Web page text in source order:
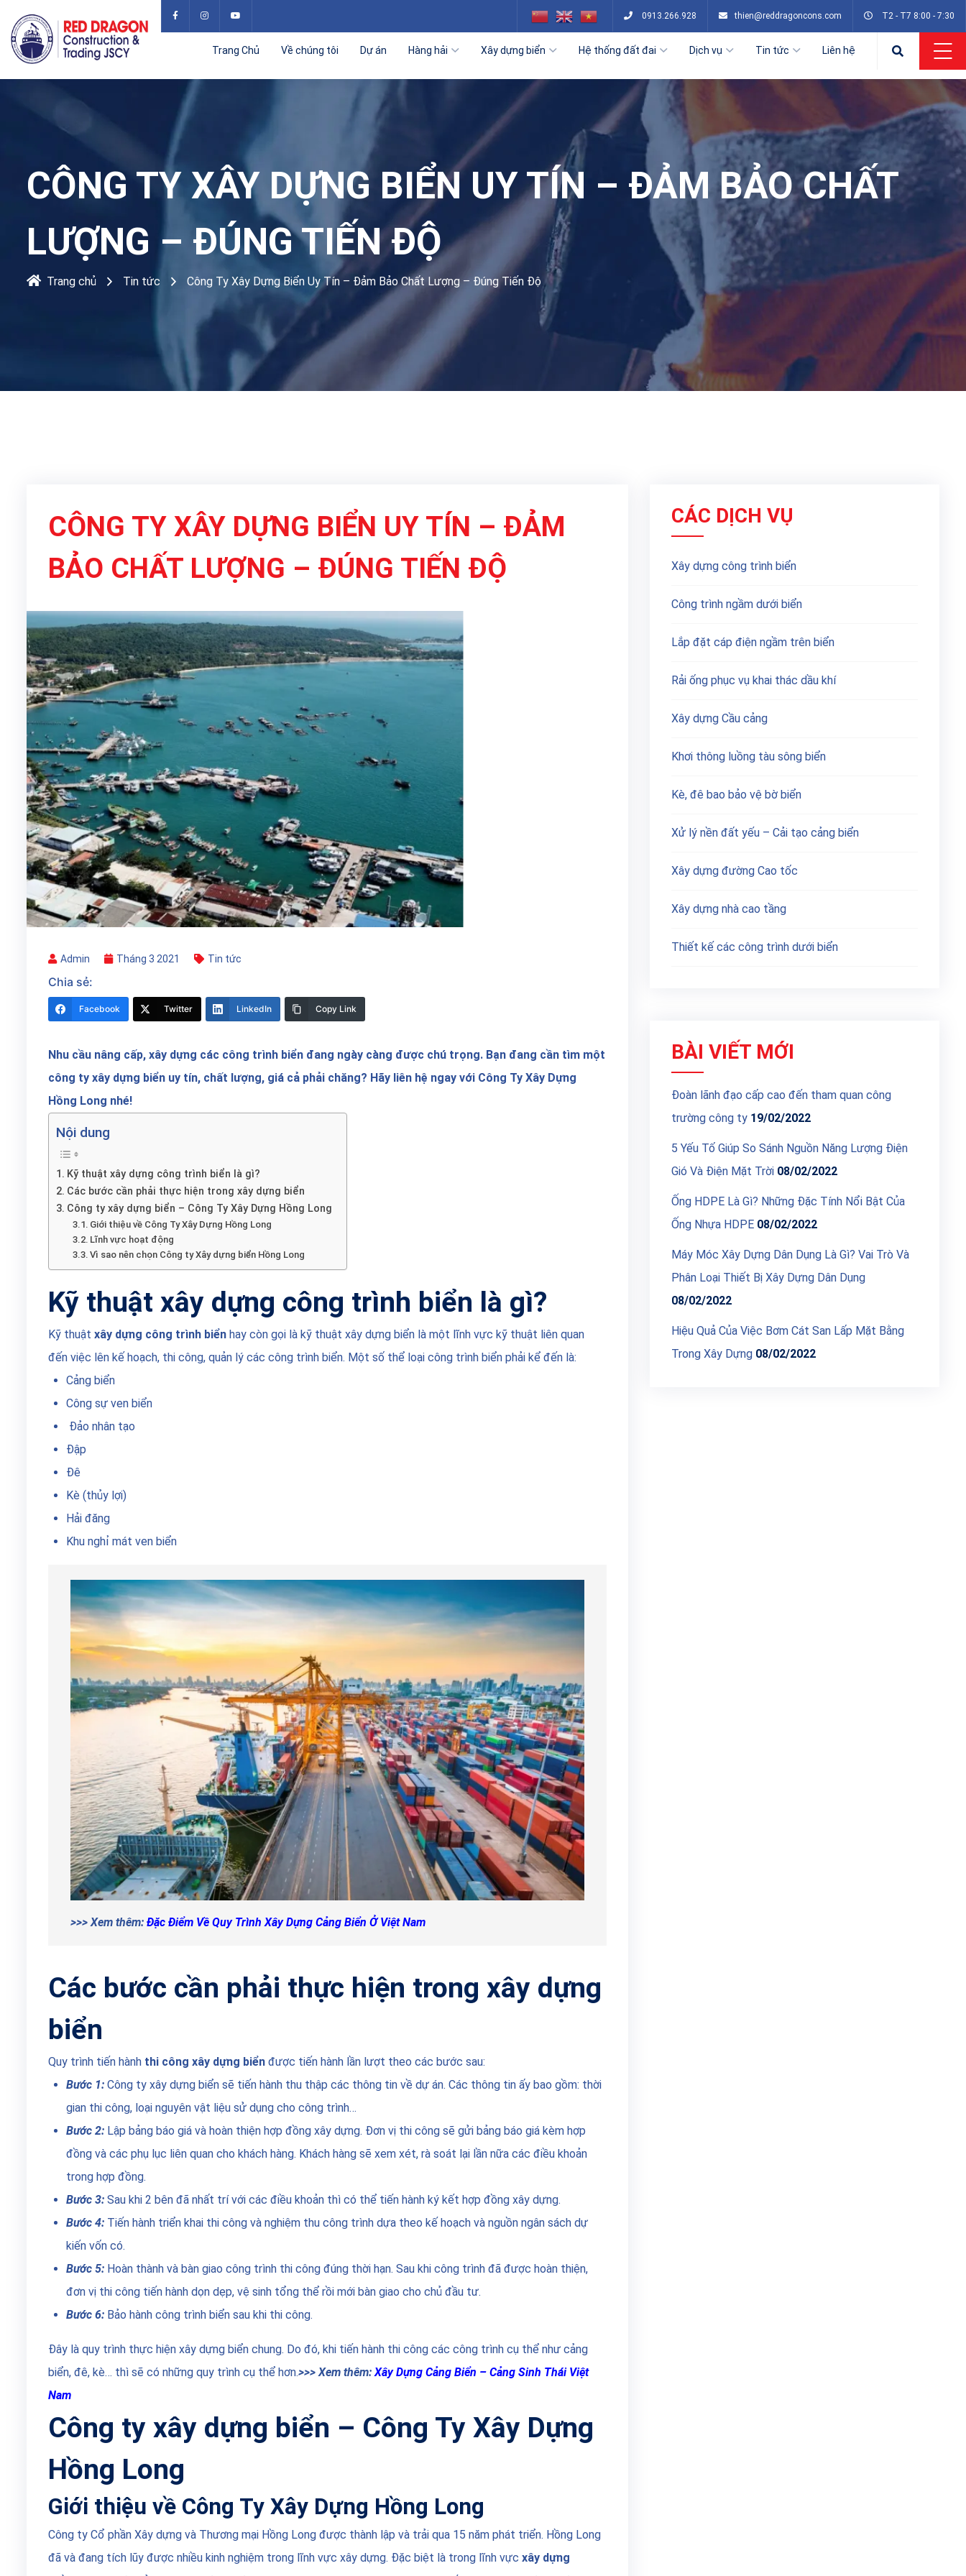
0913.266.928 thien@reddragoncons.com T2 - T7 8:00 - 7:30
Trang Chủ Về chúng tôi Dự án Hàng hải Xây dựng biển Hệ thống đất đai Dịch vụ Tin tức Liên hệ
CÔNG TY XÂY DỰNG BIỂN UY TÍN – ĐẢM BẢO CHẤT
LƯỢNG – ĐÚNG TIẾN ĐỘ
Trang chủ Tin tức Công Ty Xây Dựng Biển Uy Tín – Đảm Bảo Chất Lượng – Đúng Tiến Độ
CÔNG TY XÂY DỰNG BIỂN UY TÍN – ĐẢM
BẢO CHẤT LƯỢNG – ĐÚNG TIẾN ĐỘ
Admin Tháng 3 2021 Tin tức
Chia sẻ:
Facebook Twitter LinkedIn Copy Link
Nhu cầu nâng cấp, xây dựng các công trình biển đang ngày càng được chú trọng. Bạn đang cần tìm một
công ty xây dựng biển uy tín, chất lượng, giá cả phải chăng? Hãy liên hệ ngay với Công Ty Xây Dựng
Hồng Long nhé!
Nội dung
Kỹ thuật xây dựng công trình biển là gì?
Các bước cần phải thực hiện trong xây dựng biển
Công ty xây dựng biển – Công Ty Xây Dựng Hồng Long
Giới thiệu về Công Ty Xây Dựng Hồng Long
Lĩnh vực hoạt động
Vì sao nên chọn Công ty Xây dựng biển Hồng Long
Kỹ thuật xây dựng công trình biển là gì?
Kỹ thuật xây dựng công trình biển hay còn gọi là kỹ thuật xây dựng biển là một lĩnh vực kỹ thuật liên quan
đến việc lên kế hoạch, thi công, quản lý các công trình biển. Một số thể loại công trình biển phải kể đến là:
Cảng biển
Công sự ven biển
Đảo nhân tạo
Đập
Đê
Kè (thủy lợi)
Hải đăng
Khu nghỉ mát ven biển
>>> Xem thêm: Đặc Điểm Về Quy Trình Xây Dựng Cảng Biển Ở Việt Nam
Các bước cần phải thực hiện trong xây dựng
biển
Quy trình tiến hành thi công xây dựng biển được tiến hành lần lượt theo các bước sau:
Bước 1: Công ty xây dựng biển sẽ tiến hành thu thập các thông tin về dự án. Các thông tin ấy bao gồm: thời
gian thi công, loại nguyên vật liệu sử dụng cho công trình…
Bước 2: Lập bảng báo giá và hoàn thiện hợp đồng xây dựng. Đơn vị thi công sẽ gửi bảng báo giá kèm hợp
đồng và các phụ lục liên quan cho khách hàng. Khách hàng sẽ xem xét, rà soát lại lần nữa các điều khoản
trong hợp đồng.
Bước 3: Sau khi 2 bên đã nhất trí với các điều khoản thì có thể tiến hành ký kết hợp đồng xây dựng.
Bước 4: Tiến hành triển khai thi công và nghiệm thu công trình dựa theo kế hoạch và nguồn ngân sách dự
kiến vốn có.
Bước 5: Hoàn thành và bàn giao công trình thi công đúng thời hạn. Sau khi công trình đã được hoàn thiện,
đơn vị thi công tiến hành dọn dẹp, vệ sinh tổng thể rồi mới bàn giao cho chủ đầu tư.
Bước 6: Bảo hành công trình biển sau khi thi công.
Đây là quy trình thực hiện xây dựng biển chung. Do đó, khi tiến hành thi công các công trình cụ thể như cảng
biển, đê, kè… thì sẽ có những quy trình cụ thể hơn.>>> Xem thêm: Xây Dựng Cảng Biển – Cảng Sinh Thái Việt
Nam
Công ty xây dựng biển – Công Ty Xây Dựng
Hồng Long
Giới thiệu về Công Ty Xây Dựng Hồng Long
Công ty Cổ phần Xây dựng và Thương mại Hồng Long được thành lập và trải qua 15 năm phát triển. Hồng Long
đã và đang tích lũy được nhiều kinh nghiệm trong lĩnh vực xây dựng. Đặc biệt là trong lĩnh vực xây dựng
CÁC DỊCH VỤ
Xây dựng công trình biển
Công trình ngầm dưới biển
Lắp đặt cáp điện ngầm trên biển
Rải ống phục vụ khai thác dầu khí
Xây dựng Cầu cảng
Khơi thông luồng tàu sông biển
Kè, đê bao bảo vệ bờ biển
Xử lý nền đất yếu – Cải tạo cảng biển
Xây dựng đường Cao tốc
Xây dựng nhà cao tầng
Thiết kế các công trình dưới biển
BÀI VIẾT MỚI
Đoàn lãnh đạo cấp cao đến tham quan công
trường công ty 19/02/2022
5 Yếu Tố Giúp So Sánh Nguồn Năng Lượng Điện
Gió Và Điện Mặt Trời 08/02/2022
Ống HDPE Là Gì? Những Đặc Tính Nổi Bật Của
Ống Nhựa HDPE 08/02/2022
Máy Móc Xây Dựng Dân Dụng Là Gì? Vai Trò Và
Phân Loại Thiết Bị Xây Dựng Dân Dụng
08/02/2022
Hiệu Quả Của Việc Bơm Cát San Lấp Mặt Bằng
Trong Xây Dựng 08/02/2022